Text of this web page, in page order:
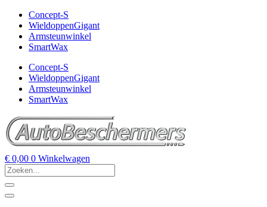
Concept-S
WieldoppenGigant
Armsteunwinkel
SmartWax
Concept-S
WieldoppenGigant
Armsteunwinkel
SmartWax
€ 0,00 0 Winkelwagen